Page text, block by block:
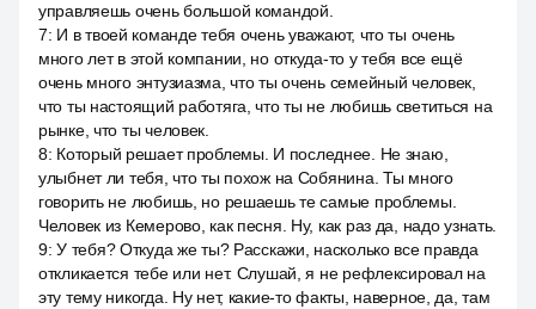
управляешь очень большой командой.
7: И в твоей команде тебя очень уважают, что ты очень
много лет в этой компании, но откуда-то у тебя все ещё
очень много энтузиазма, что ты очень семейный человек,
что ты настоящий работяга, что ты не любишь светиться на
рынке, что ты человек.
8: Который решает проблемы. И последнее. Не знаю,
улыбнет ли тебя, что ты похож на Собянина. Ты много
говорить не любишь, но решаешь те самые проблемы.
Человек из Кемерово, как песня. Ну, как раз да, надо узнать.
9:У тебя? Откуда же ты? Расскажи, насколько все правда
откликается тебе или нет. Слушай, я не рефлексировал на
эту тему никогда. Ну нет, какие-то факты, наверное, да, там